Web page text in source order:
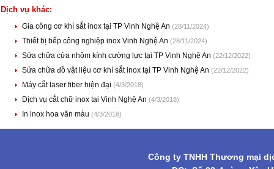
Dịch vụ khác:
Gia công cơ khí sắt inox tại TP Vinh Nghệ An (28/11/2024)
Thiết bị bếp công nghiệp inox Vinh Nghệ An (28/11/2024)
Sửa chữa cửa nhôm kính cường lực tại TP Vinh Nghệ An (22/12/2022)
Sửa chữa đồ vật liệu cơ khí sắt inox tại TP Vinh Nghệ An (22/12/2022)
Máy cắt laser fiber hiện đại (4/3/2018)
Dịch vụ cắt chữ inox tại Vinh Nghệ An (4/3/2018)
In inox hoa văn màu (4/3/2018)
Công ty TNHH Thương mại